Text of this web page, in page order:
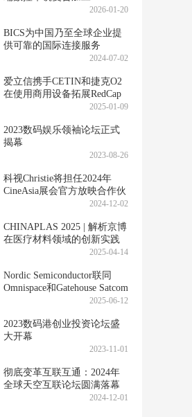
2026-01-20
BICS为中国乃至全球企业提
供可靠的国际连接服务
2024-07-02
爱立信携手CETIN和捷克O2
在使用商用设备拓展RedCap
支持的5G用例方面取得重大
2025-01-09
2023数码娱乐领袖论坛正式
揭幕
2023-08-26
科视Christie将担任2024年
CineAsia展会官方放映合作伙
伴，展示先进的影院解决方
2024-12-02
CHINAPLAS 2025 | 解析京博
在医疗材料领域的创新实践
2025-04-14
Nordic Semiconductor联同
Omnispace和Gatehouse Satcom
完成5G NB-IoT卫星演示2025-06-12
2023数码港创业投资论坛盛
大开幕
2023-11-01
彻底变革互联互通：2024年
全球天空互联论坛圆满落幕
2024-12-01